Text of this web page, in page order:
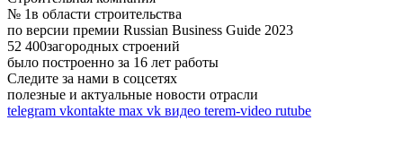
№ 1в области строительства
по версии премии Russian Business Guide 2023
52 400загородных строений
было построенно за 16 лет работы
Следите за нами в соцсетях
полезные и актуальные новости отрасли
telegram vkontakte max vk видео terem-video rutube